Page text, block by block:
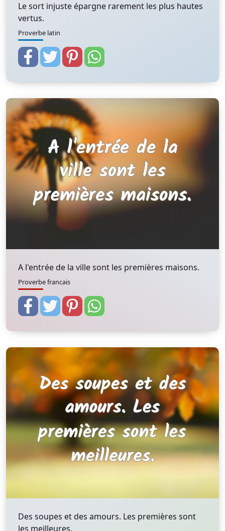
Le sort injuste épargne rarement les plus hautes
vertus.
Proverbe latin
A l'entrée de la ville sont les premières maisons.
Proverbe francais
Des soupes et des amours. Les premières sont
les meilleures.